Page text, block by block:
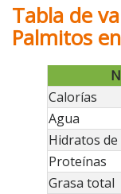
Tabla de
Palmitos
Calorías
Agua
Hidratos
Proteínas
Grasa total